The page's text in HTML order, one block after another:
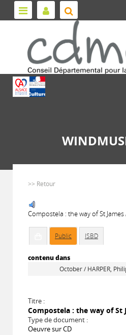
>> Retour
Compostela : the way of St James
Public ISBD
contenu dans
October / HARPER,
Titre :
Compostela : the way of St
Type de document :
Oeuvre sur CD